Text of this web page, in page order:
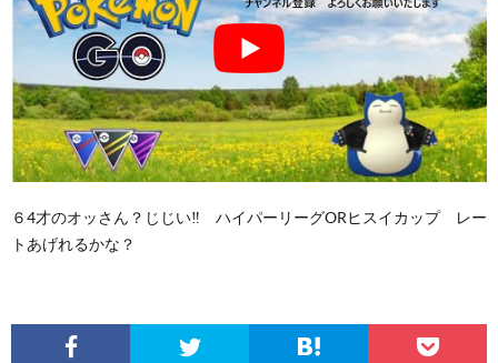
６4才のオッさん？じじい‼ ハイパーリーグORヒスイカップ レー
トあげれるかな？